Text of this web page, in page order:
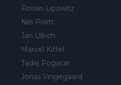
Florian Lipowitz
Nils Politt
Jan Ullrich
Marcel Kittel
Tadej Pogacar
Jonas Vingegaard